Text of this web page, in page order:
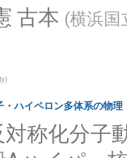
古本 (横浜国
)
ハイペロン多体系の物理
称化分子